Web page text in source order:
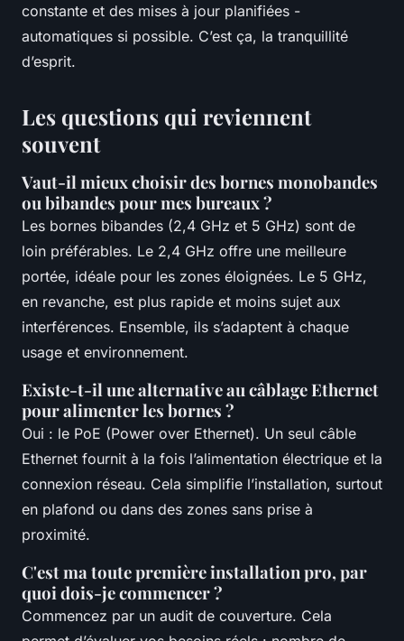
constante et des mises à jour planifiées -
automatiques si possible. C’est ça, la tranquillité
d’esprit.
Les questions qui reviennent
souvent
Vaut-il mieux choisir des bornes monobandes
ou bibandes pour mes bureaux ?
Les bornes bibandes (2,4 GHz et 5 GHz) sont de
loin préférables. Le 2,4 GHz offre une meilleure
portée, idéale pour les zones éloignées. Le 5 GHz,
en revanche, est plus rapide et moins sujet aux
interférences. Ensemble, ils s’adaptent à chaque
usage et environnement.
Existe-t-il une alternative au câblage Ethernet
pour alimenter les bornes ?
Oui : le PoE (Power over Ethernet). Un seul câble
Ethernet fournit à la fois l’alimentation électrique et la
connexion réseau. Cela simplifie l’installation, surtout
en plafond ou dans des zones sans prise à
proximité.
C'est ma toute première installation pro, par
quoi dois-je commencer ?
Commencez par un audit de couverture. Cela